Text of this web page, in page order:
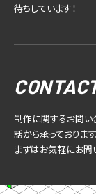
待ちしています！
制作に関するお問い
話から承っております
まずはお気軽にお問